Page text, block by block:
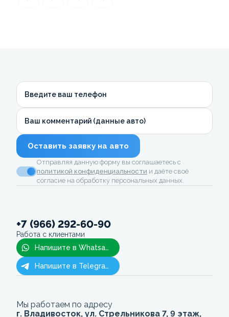
Введите ваш телефон
Ваш комментарий (данные авто)
Оставить заявку на авто
Отправляя данную форму вы соглашаетесь с
политикой конфиденциальности и даёте своё
согласие на обработку персональных данных.
+7 (966) 292-60-90
Работа с клиентами
Напишите в Whatsapp
Напишите в Telegram
Мы работаем по адресу
г. Владивосток, ул. Стрельникова 7, 9 этаж,